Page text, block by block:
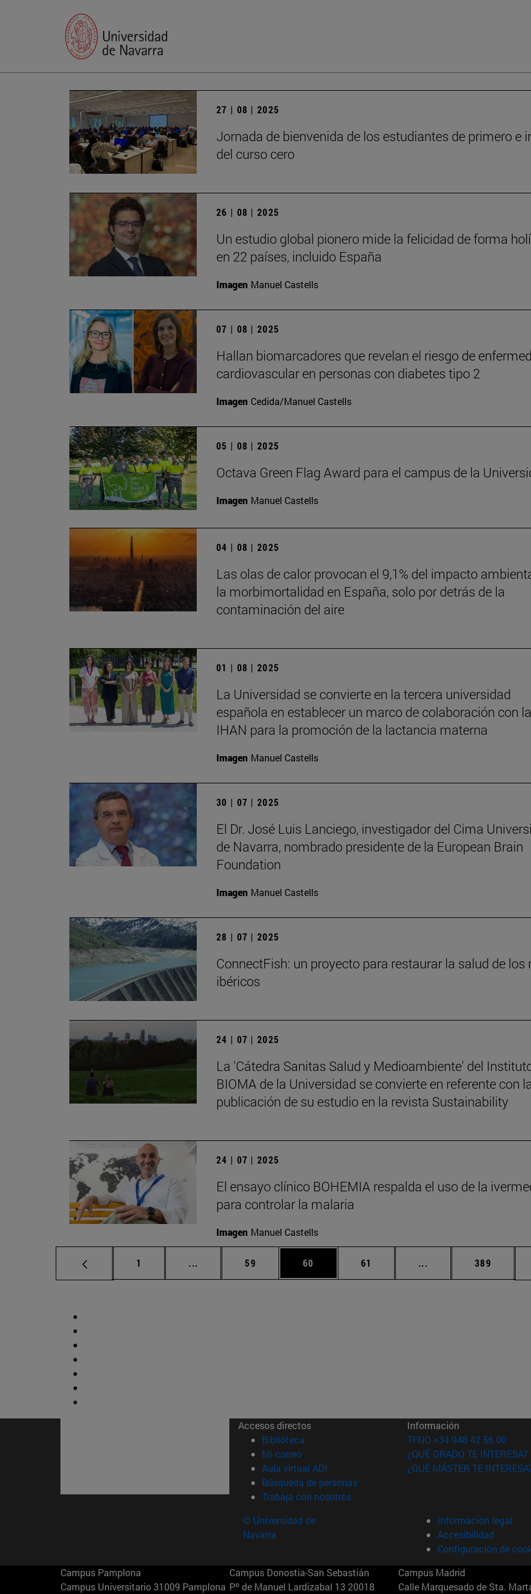
27 | 08 | 2025
Jornada de bienvenida de los estudiantes de primero e
del curso cero
26 | 08 | 2025
Un estudio global pionero mide la felicidad de forma
en 22 países, incluido España
Imagen Manuel Castells
07 | 08 | 2025
Hallan biomarcadores que revelan el riesgo de
cardiovascular en personas con diabetes tipo 2
Imagen Cedida/Manuel Castells
05 | 08 | 2025
Octava Green Flag Award para el campus de la
Imagen Manuel Castells
04 | 08 | 2025
Las olas de calor provocan el 9,1% del impacto
la morbimortalidad en España, solo por detrás de la
contaminación del aire
01 | 08 | 2025
La Universidad se convierte en la tercera universidad
española en establecer un marco de colaboración con la
IHAN para la promoción de la lactancia materna
Imagen Manuel Castells
30 | 07 | 2025
El Dr. José Luis Lanciego, investigador del Cima
de Navarra, nombrado presidente de la European Brain
Foundation
Imagen Manuel Castells
28 | 07 | 2025
ConnectFish: un proyecto para restaurar la salud de los
ibéricos
24 | 07 | 2025
La 'Cátedra Sanitas Salud y Medioambiente' del
BIOMA de la Universidad se convierte en referente con
publicación de su estudio en la revista Sustainability
24 | 07 | 2025
El ensayo clínico BOHEMIA respalda el uso de la
para controlar la malaria
Imagen Manuel Castells
Página
1 ... Páginas intermedias Use TAB para desplazarse.
Página
59 Página
60 Página
61 ... Páginas intermedias
Página
389
Accesos directos
Biblioteca (abre en nueva ventana)
Mi correo(abre en nueva ventana)
Aula virtual ADI (abre en nueva ventana)
Búsqueda de personas(abre en nueva ventana)
Trabaja con nosotros(abre en nueva ventana)
Información
TFNO +34 948 42 56 00
¿QUÉ GRADO TE INTERESA?
¿QUÉ MÁSTER TE
© Universidad de
Navarra
Información legal
Accesibilidad
Configuración de
Campus Pamplona
Campus Universitario 31009 Pamplona
Campus Donostia-San Sebastián
Pº de Manuel Lardizabal 13 20018
Campus Madrid
Calle Marquesado de Sta.